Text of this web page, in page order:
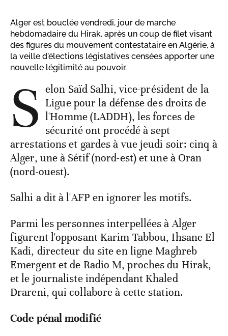
Alger est bouclée vendredi, jour de marche
hebdomadaire du Hirak, après un coup de filet visant
des figures du mouvement contestataire en Algérie, à
la veille d'élections législatives censées apporter une
nouvelle légitimité au pouvoir.
S elon Saïd Salhi, vice-président de la
Ligue pour la défense des droits de
l'Homme (LADDH), les forces de
sécurité ont procédé à sept
arrestations et gardes à vue jeudi soir: cinq à
Alger, une à Sétif (nord-est) et une à Oran
(nord-ouest).
Salhi a dit à l'AFP en ignorer les motifs.
Parmi les personnes interpellées à Alger
figurent l'opposant Karim Tabbou, Ihsane El
Kadi, directeur du site en ligne Maghreb
Emergent et de Radio M, proches du Hirak,
et le journaliste indépendant Khaled
Drareni, qui collabore à cette station.
Code pénal modifié